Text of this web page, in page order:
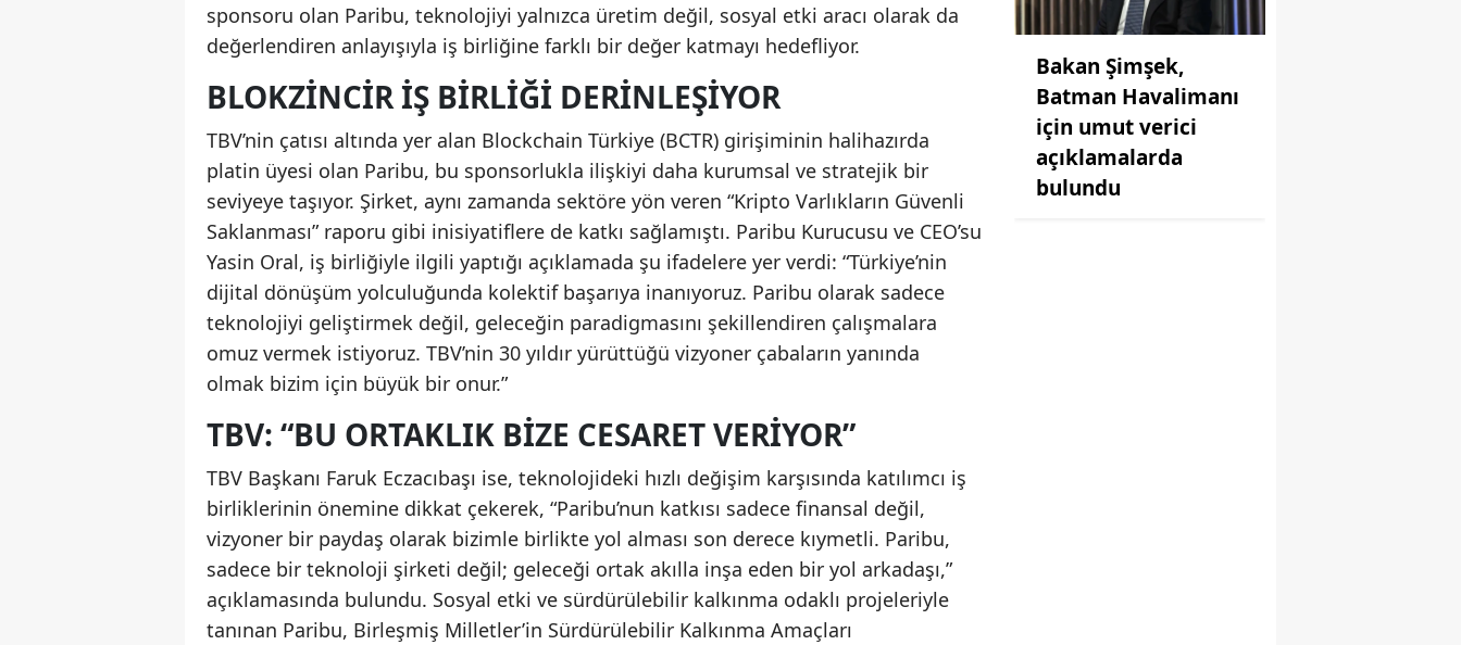
sponsoru olan Paribu, teknolojiyi yalnızca üretim değil, sosyal etki aracı olarak da
değerlendiren anlayışıyla iş birliğine farklı bir değer katmayı hedefliyor.
BLOKZINCIR İŞ BIRLIĞI DERINLEŞIYOR
TBV’nin çatısı altında yer alan Blockchain Türkiye (BCTR) girişiminin halihazırda
platin üyesi olan Paribu, bu sponsorlukla ilişkiyi daha kurumsal ve stratejik bir
seviyeye taşıyor. Şirket, aynı zamanda sektöre yön veren “Kripto Varlıkların Güvenli
Saklanması” raporu gibi inisiyatiflere de katkı sağlamıştı. Paribu Kurucusu ve CEO’su
Yasin Oral, iş birliğiyle ilgili yaptığı açıklamada şu ifadelere yer verdi: “Türkiye’nin
dijital dönüşüm yolculuğunda kolektif başarıya inanıyoruz. Paribu olarak sadece
teknolojiyi geliştirmek değil, geleceğin paradigmasını şekillendiren çalışmalara
omuz vermek istiyoruz. TBV’nin 30 yıldır yürüttüğü vizyoner çabaların yanında
olmak bizim için büyük bir onur.”
TBV: “BU ORTAKLIK BIZE CESARET VERIYOR”
TBV Başkanı Faruk Eczacıbaşı ise, teknolojideki hızlı değişim karşısında katılımcı iş
birliklerinin önemine dikkat çekerek, “Paribu’nun katkısı sadece finansal değil,
vizyoner bir paydaş olarak bizimle birlikte yol alması son derece kıymetli. Paribu,
sadece bir teknoloji şirketi değil; geleceği ortak akılla inşa eden bir yol arkadaşı,”
açıklamasında bulundu. Sosyal etki ve sürdürülebilir kalkınma odaklı projeleriyle
tanınan Paribu, Birleşmiş Milletler’in Sürdürülebilir Kalkınma Amaçları
Bakan Şimşek,
Batman Havalimanı
için umut verici
açıklamalarda
bulundu